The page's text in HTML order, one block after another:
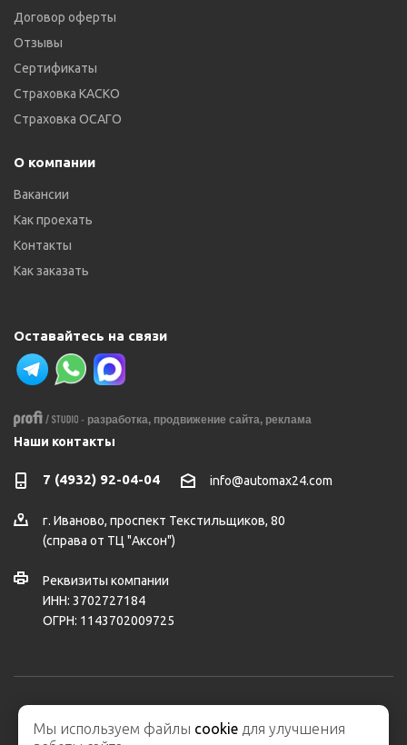
Договор оферты
Отзывы
Сертификаты
Страховка КАСКО
Страховка ОСАГО
О компании
Вакансии
Как проехать
Контакты
Как заказать
Оставайтесь на связи
- разработка, продвижение сайта, реклама
Наши контакты
7 (4932) 92-04-04 info@automax24.com
г. Иваново, проспект Текстильщиков, 80
(справа от ТЦ "Аксон")
Реквизиты компании
ИНН: 3702727184
ОГРН: 1143702009725
2026 © ООО "АвтоМакс" – интернет-магазин автозапчастей и
автосервис
Мы используем файлы cookie для улучшения